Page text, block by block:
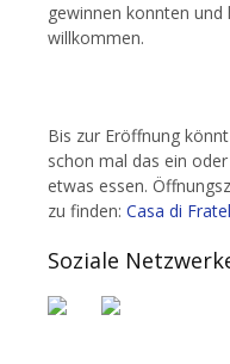
gewinnen konnten und
willkommen.
Bis zur Eröffnung
schon mal das ein
etwas essen.
zu finden: Casa di
Soziale